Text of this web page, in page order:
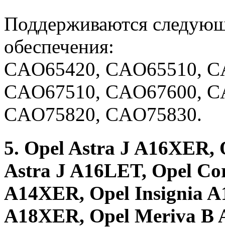
Поддерживаются
обеспечения:
CAO65420, CAO65510,
CAO67510, CAO67600,
CAO75820, CAO75830.
5. Opel Astra J A16XER,
Astra J A16LET, Opel
A14XER, Opel Insignia
A18XER, Opel Meriva B